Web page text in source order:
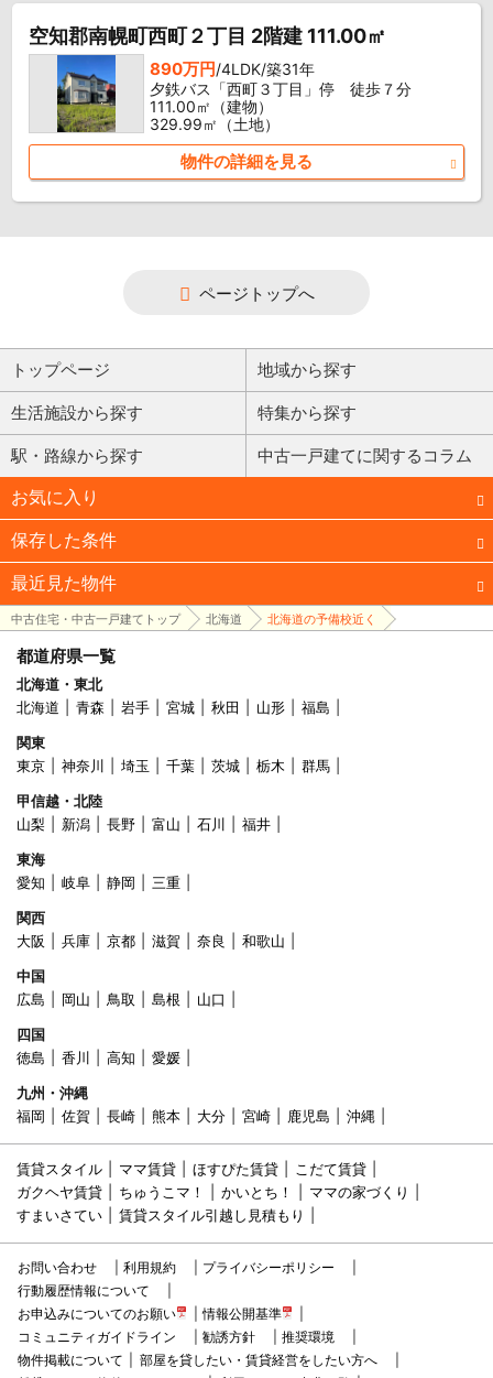
空知郡南幌町西町２丁目 2階建 111.00㎡
890万円/4LDK/築31年
夕鉄バス「西町３丁目」停 徒歩７分
111.00㎡（建物）
329.99㎡（土地）
物件の詳細を見る
ページトップへ
トップページ 地域から探す
生活施設から探す 特集から探す
駅・路線から探す 中古一戸建てに関するコラム
お気に入り
保存した条件
最近見た物件
中古住宅・中古一戸建てトップ 北海道 北海道の予備校近く
都道府県一覧
北海道・東北
北海道
青森 岩手 宮城 秋田 山形
福島
関東
東京
神奈川 埼玉 千葉 茨城 栃木
群馬
甲信越・北陸
山梨
新潟 長野 富山 石川
福井
東海
愛知
岐阜 静岡
三重
関西
大阪
兵庫 京都 滋賀 奈良
和歌山
中国
広島
岡山 鳥取 島根
山口
四国
徳島
香川 高知
愛媛
九州・沖縄
福岡
佐賀 長崎 熊本 大分 宮崎 鹿児島 沖縄
賃貸スタイル ママ賃貸 ほすぴた賃貸
こだて賃貸
ガクヘヤ賃貸
ちゅうこマ！ かいとち！
ママの家づくり
すまいさてい
賃貸スタイル引越し見積もり
お問い合わせ 利用規約
プライバシーポリシー
行動履歴情報について
お申込みについてのお願い
情報公開基準
コミュニティガイドライン
勧誘方針
推奨環境
物件掲載について
部屋を貸したい・賃貸経営をしたい方へ